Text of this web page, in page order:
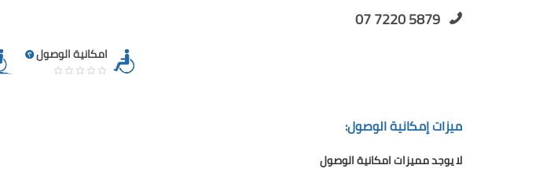
07 7220 5879
امكانية الوصول
ميزات إمكانية الوصول:
لا يوجد مميزات امكانية الوصول